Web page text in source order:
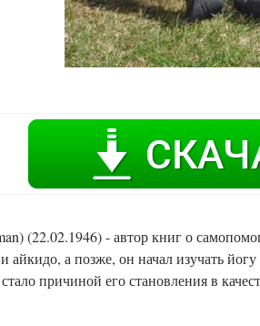
(22.02.1946) - автор книг о
а позже, он начал изучать
причиной его становления в